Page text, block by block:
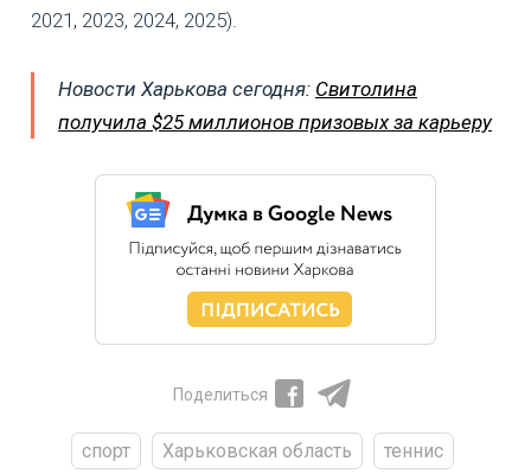
2021, 2023, 2024, 2025).
Новости Харькова сегодня: Свитолина
получила $25 миллионов призовых за карьеру
Поделиться
спорт Харьковская область
теннис